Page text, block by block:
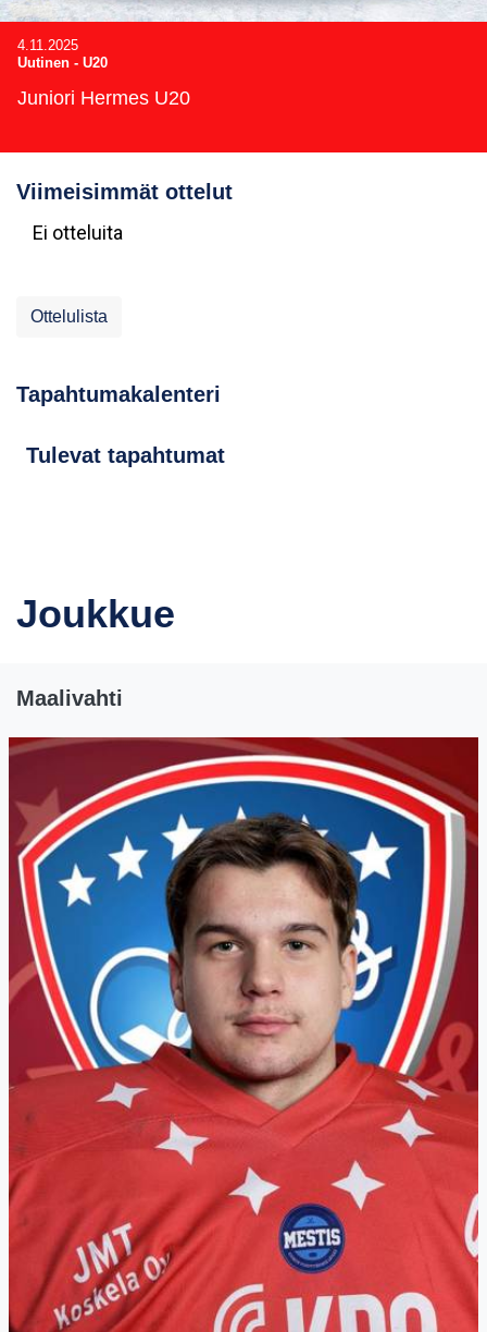
4.11.2025
Uutinen - U20
Juniori Hermes U20
Viimeisimmät ottelut
Ei otteluita
Ottelulista
Tapahtumakalenteri
Tulevat tapahtumat
Joukkue
Maalivahti